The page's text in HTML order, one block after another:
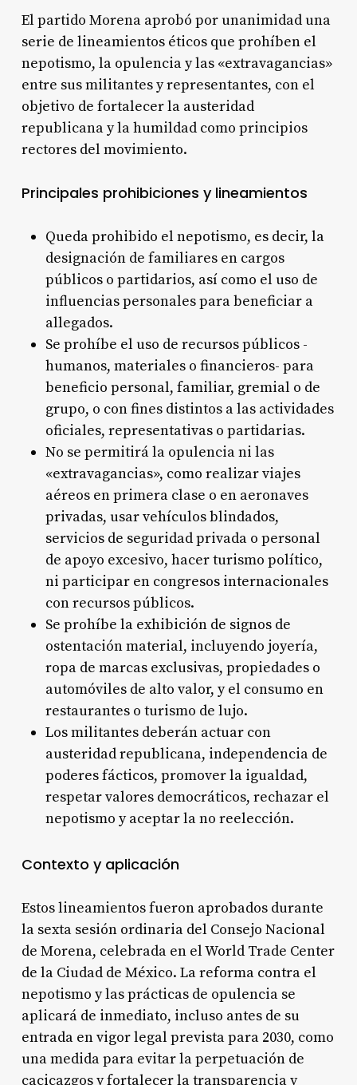
El partido Morena aprobó por unanimidad una
serie de lineamientos éticos que prohíben el
nepotismo, la opulencia y las «extravagancias»
entre sus militantes y representantes, con el
objetivo de fortalecer la austeridad
republicana y la humildad como principios
rectores del movimiento.
Principales prohibiciones y lineamientos
Queda prohibido el nepotismo, es decir, la
designación de familiares en cargos
públicos o partidarios, así como el uso de
influencias personales para beneficiar a
allegados.
Se prohíbe el uso de recursos públicos -
humanos, materiales o financieros- para
beneficio personal, familiar, gremial o de
grupo, o con fines distintos a las actividades
oficiales, representativas o partidarias.
No se permitirá la opulencia ni las
«extravagancias», como realizar viajes
aéreos en primera clase o en aeronaves
privadas, usar vehículos blindados,
servicios de seguridad privada o personal
de apoyo excesivo, hacer turismo político,
ni participar en congresos internacionales
con recursos públicos.
Se prohíbe la exhibición de signos de
ostentación material, incluyendo joyería,
ropa de marcas exclusivas, propiedades o
automóviles de alto valor, y el consumo en
restaurantes o turismo de lujo.
Los militantes deberán actuar con
austeridad republicana, independencia de
poderes fácticos, promover la igualdad,
respetar valores democráticos, rechazar el
nepotismo y aceptar la no reelección.
Contexto y aplicación
Estos lineamientos fueron aprobados durante
la sexta sesión ordinaria del Consejo Nacional
de Morena, celebrada en el World Trade Center
de la Ciudad de México. La reforma contra el
nepotismo y las prácticas de opulencia se
aplicará de inmediato, incluso antes de su
entrada en vigor legal prevista para 2030, como
una medida para evitar la perpetuación de
cacicazgos y fortalecer la transparencia y